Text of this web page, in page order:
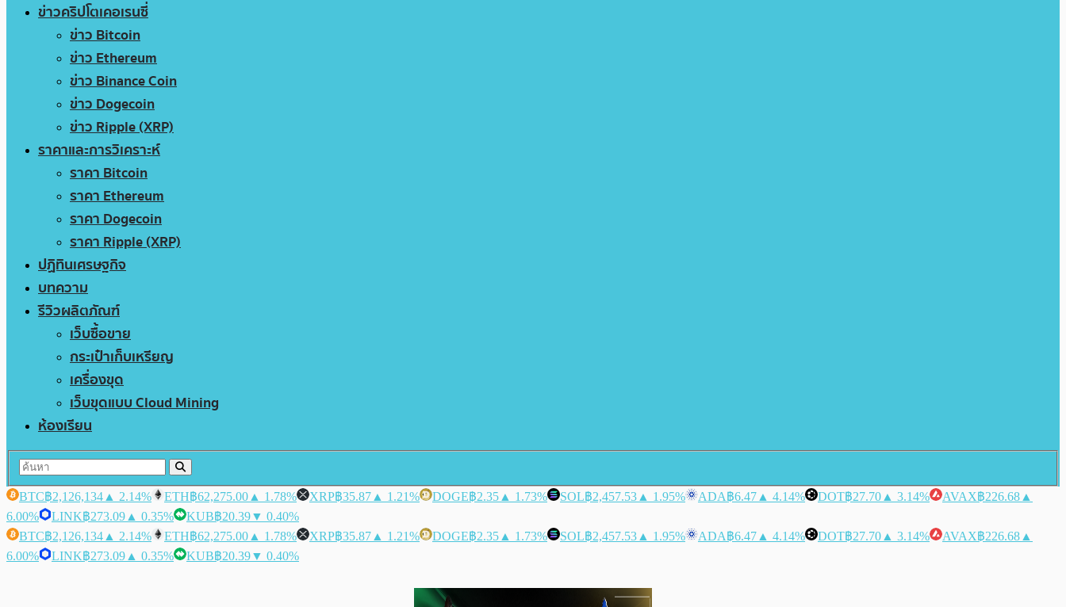
ข่าวคริปโตเคอเรนซี่
ข่าว Bitcoin
ข่าว Ethereum
ข่าว Binance Coin
ข่าว Dogecoin
ข่าว Ripple (XRP)
ราคาและการวิเคราะห์
ราคา Bitcoin
ราคา Ethereum
ราคา Dogecoin
ราคา Ripple (XRP)
ปฏิทินเศรษฐกิจ
บทความ
รีวิวผลิตภัณฑ์
เว็บซื้อขาย
กระเป๋าเก็บเหรียญ
เครื่องขุด
เว็บขุดแบบ Cloud Mining
ห้องเรียน
BTC฿2,126,134 ▲ 2.14% ETH฿62,275.00 ▲ 1.78% XRP฿35.87 ▲ 1.21% DOGE฿2.35 ▲ 1.73% SOL฿2,457.53 ▲ 1.95% ADA฿6.47 ▲ 4.14% DOT฿27.70 ▲ 3.14% AVAX฿226.68 ▲
6.00%
LINK฿273.09 ▲ 0.35% KUB฿20.39▼ 0.40%
BTC฿2,126,134 ▲ 2.14% ETH฿62,275.00 ▲ 1.78% XRP฿35.87 ▲ 1.21% DOGE฿2.35 ▲ 1.73% SOL฿2,457.53 ▲ 1.95% ADA฿6.47 ▲ 4.14% DOT฿27.70 ▲ 3.14% AVAX฿226.68 ▲
6.00%
LINK฿273.09 ▲ 0.35% KUB฿20.39▼ 0.40%